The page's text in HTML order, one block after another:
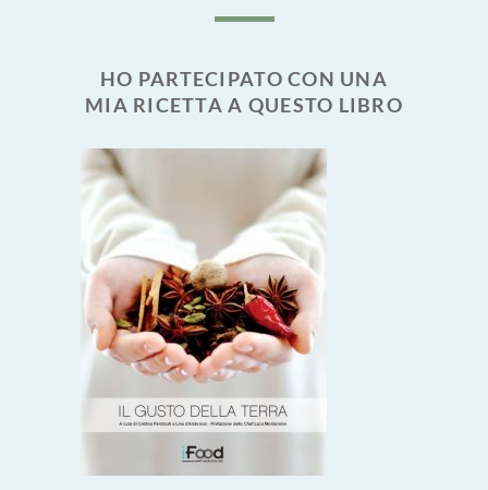
HO PARTECIPATO CON UNA
MIA RICETTA A QUESTO LIBRO